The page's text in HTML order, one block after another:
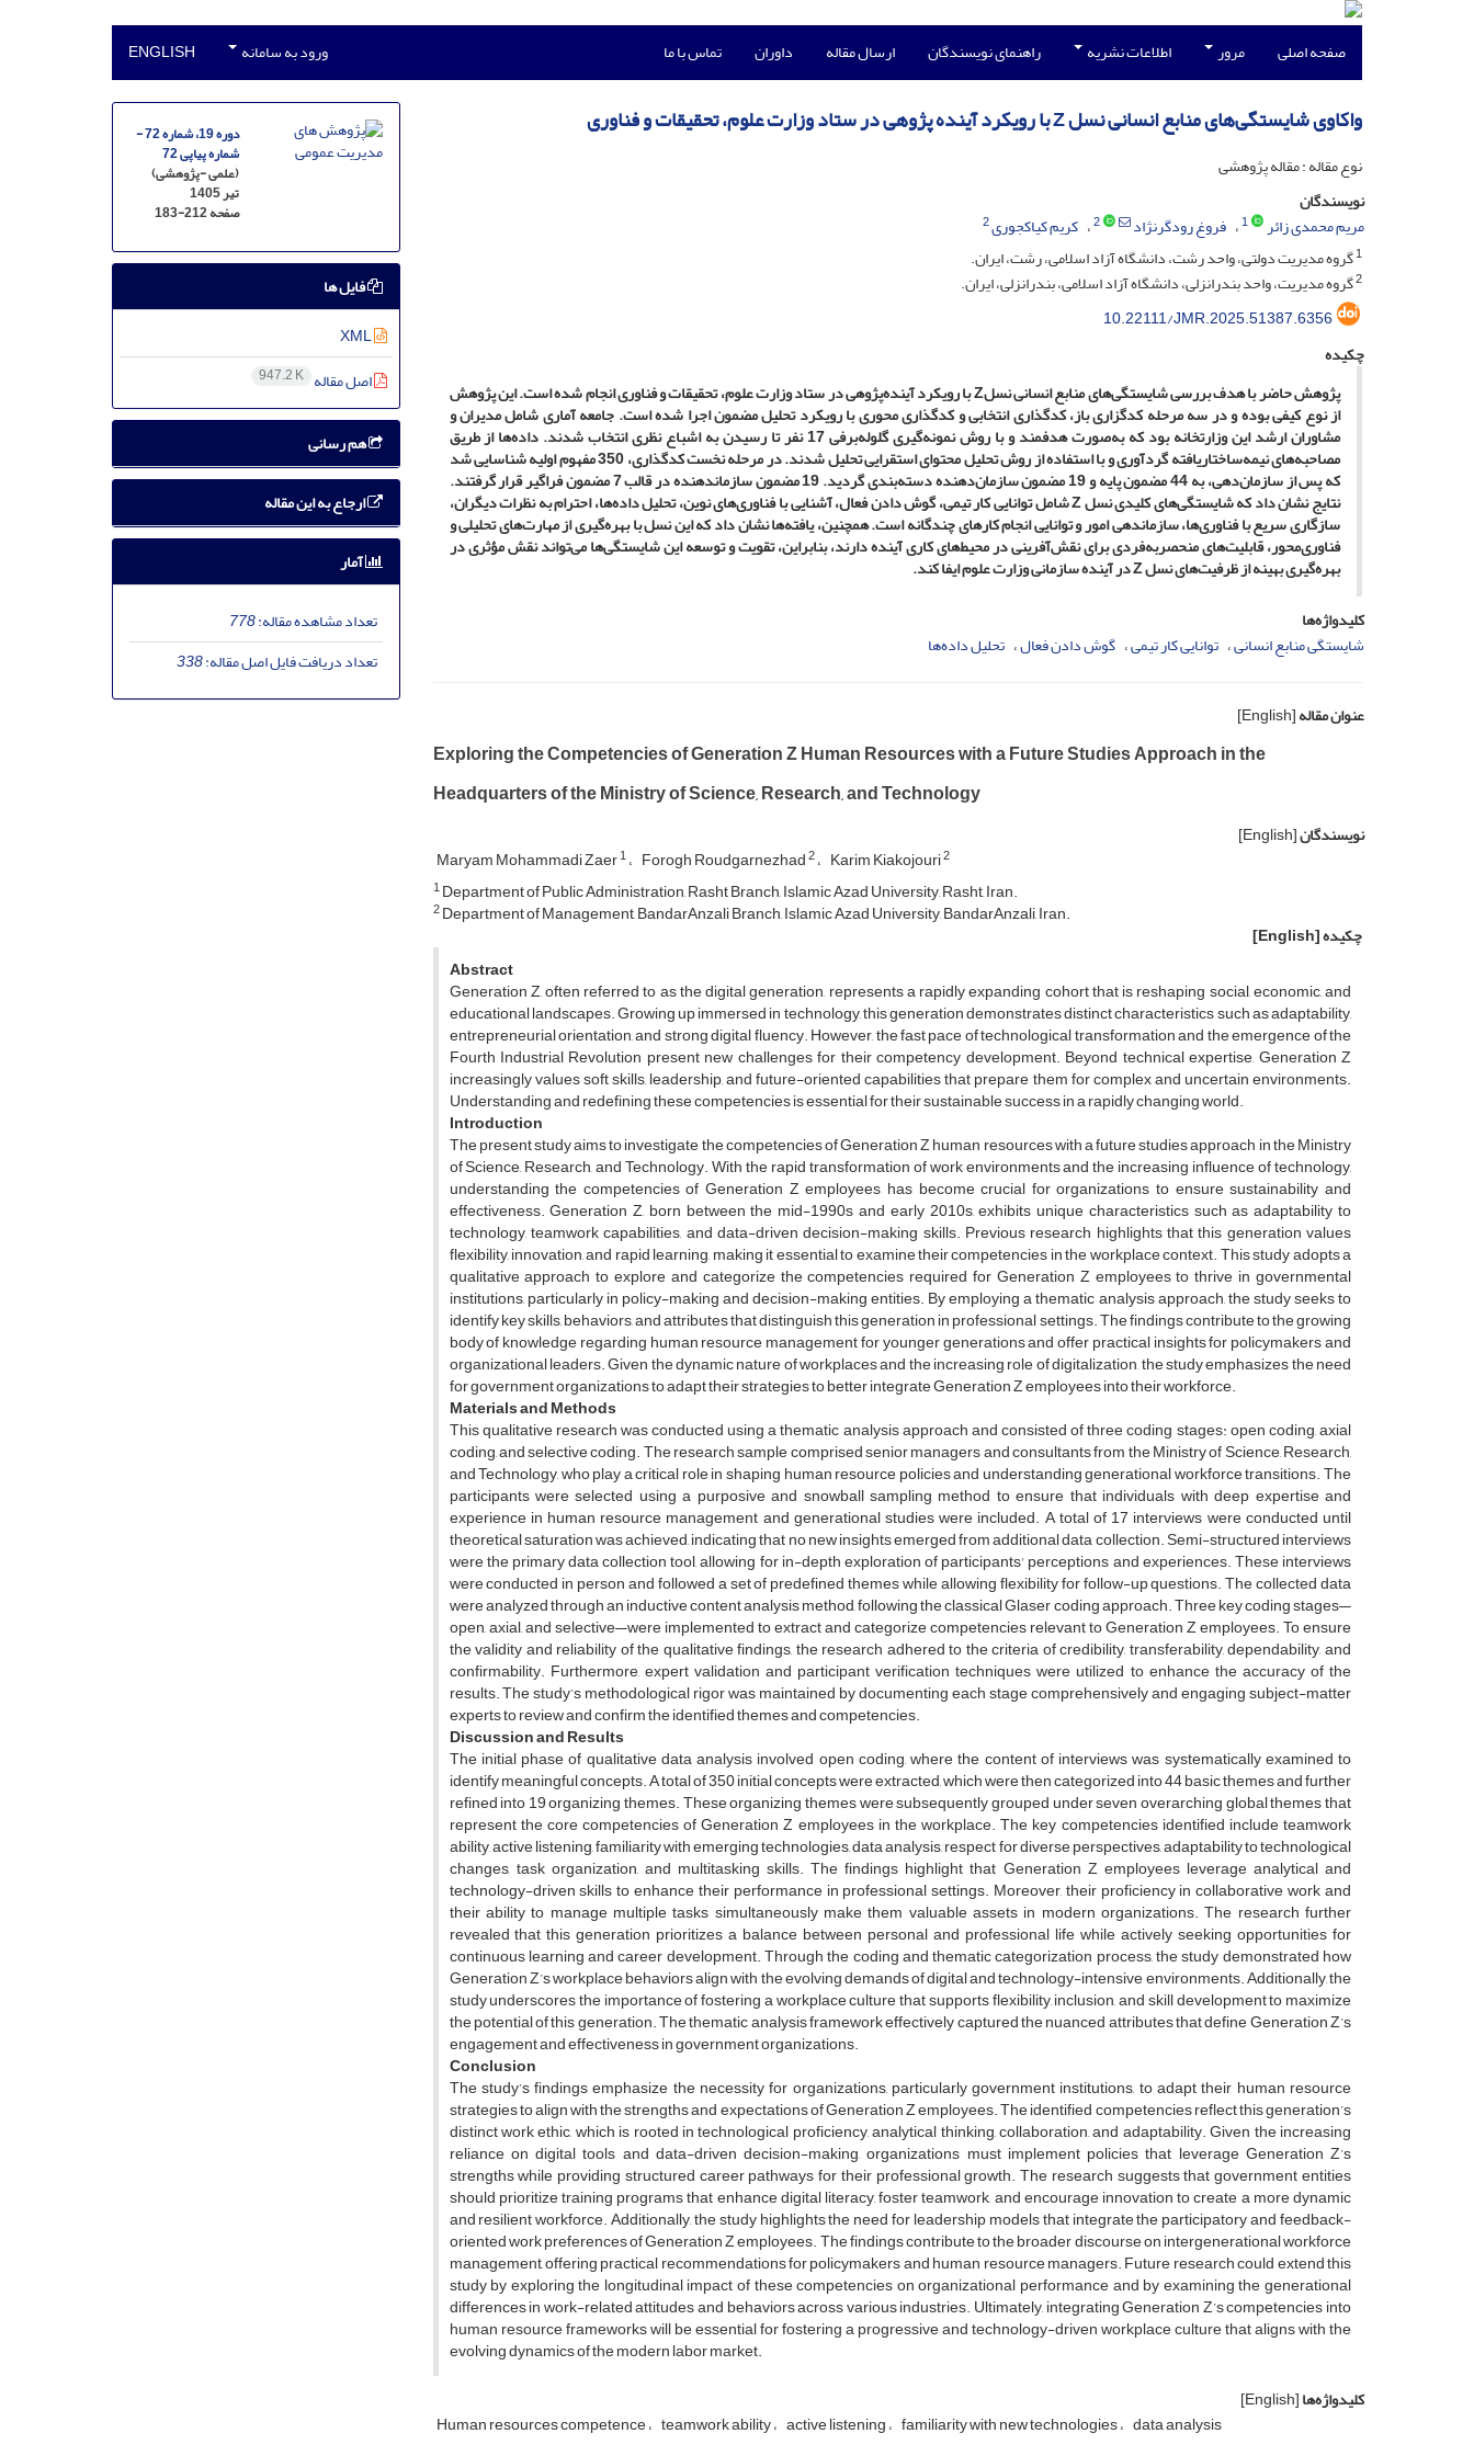
صفحه اصلی مرور اطلاعات نشریه راهنمای نویسندگان ارسال مقاله داوران تماس با ما ورود به سامانه ENGLISH
واکاوی شایستگی‌های منابع انسانی نسل Z با رویکرد آینده پژوهی در ستاد وزارت علوم، تحقیقات و فناوری
نوع مقاله : مقاله پژوهشی
نویسندگان
مریم محمدی زائر
1 فروغ رودگرنژاد 2 کریم کیاکجوری2
1گروه مدیریت دولتی، واحد رشت، دانشگاه آزاد اسلامی، رشت، ایران.
2گروه مدیریت، واحد بندرانزلی، دانشگاه آزاد اسلامی، بندرانزلی، ایران.
10.22111/JMR.2025.51387.6356
چکیده
پژوهش حاضر با هدف بررسی شایستگی‌های منابع انسانی نسلZبا رویکرد آینده‌پژوهی در ستاد وزارت علوم، تحقیقات و فناوری انجام شده است. این پژوهش
از نوع کیفی بوده و در سه مرحله کدگزاری باز، کدگذاری انتخابی و کدگذاری محوری با رویکرد تحلیل مضمون اجرا شده است. جامعه آماری شامل مدیران و
مشاوران ارشد این وزارتخانه بود که به‌صورت هدفمند و با روش نمونه‌گیری گلوله‌برفی 17 نفر تا رسیدن به اشباع نظری انتخاب شدند. داده‌ها از طریق
مصاحبه‌های نیمه‌ساختاریافته گردآوری و با استفاده از روش تحلیل محتوای استقرایی تحلیل شدند. در مرحله نخست کدگذاری، 350 مفهوم اولیه شناسایی شد
که پس از سازمان‌دهی، به 44 مضمون پایه و 19 مضمون سازمان‌دهنده دسته‌بندی گردید. 19 مضمون سازماندهنده در قالب 7 مضمون فراگیر قرار گرفتند.
نتایج نشان داد که شایستگی‌های کلیدی نسل شامل توانایی کار تیمی، گوش دادن فعال، آشنایی با فناوری‌های نوین، تحلیل داده‌ها، احترام به نظرات دیگران،
سازگاری سریع با فناوری‌ها، سازماندهی امور و توانایی انجام کارهای چندگانه است. همچنین، یافته‌ها نشان داد که این نسل با بهره‌گیری از مهارت‌های تحلیلی و
فناوری‌محور، قابلیت‌های منحصربه‌فردی برای نقش‌آفرینی در محیط‌های کاری آینده دارند، بنابراین، تقویت و توسعه این شایستگی‌ها می‌تواند نقش مؤثری در
بهره‌گیری بهینه از ظرفیت‌های نسلZدر آینده‌ سازمانی وزارت علوم ایفا کند.
کلیدواژه‌ها
شایستگی منابع انسانی توانایی کار تیمی گوش دادن فعال تحلیل داده‌ها
عنوان مقاله[English]
Exploring the Competencies of Generation Z Human Resources with a Future Studies Approach in the
Headquarters of the Ministry of Science, Research, and Technology
نویسندگان[English]
Maryam Mohammadi Zaer1 Forogh Roudgarnezhad2 Karim Kiakojouri2
1Department of Public Administration, Rasht Branch, Islamic Azad University, Rasht, Iran.
2Department of Management, BandarAnzali Branch, Islamic Azad University, BandarAnzali, Iran.
چکیده[English]
Abstract
Generation Z, often referred to as the digital generation, represents a rapidly expanding cohort that is reshaping social, economic, and
educational landscapes. Growing up immersed in technology, this generation demonstrates distinct characteristics such as adaptability,
entrepreneurial orientation, and strong digital fluency. However, the fast pace of technological transformation and the emergence of the
Fourth Industrial Revolution present new challenges for their competency development. Beyond technical expertise, Generation Z
increasingly values soft skills, leadership, and future-oriented capabilities that prepare them for complex and uncertain environments.
Understanding and redefining these competencies is essential for their sustainable success in a rapidly changing world.
Introduction
The present study aims to investigate the competencies of Generation Z human resources with a future studies approach in the Ministry
of Science, Research, and Technology. With the rapid transformation of work environments and the increasing influence of technology,
understanding the competencies of Generation Z employees has become crucial for organizations to ensure sustainability and
effectiveness. Generation Z, born between the mid-1990s and early 2010s, exhibits unique characteristics such as adaptability to
technology, teamwork capabilities, and data-driven decision-making skills. Previous research highlights that this generation values
flexibility, innovation, and rapid learning, making it essential to examine their competencies in the workplace context. This study adopts a
qualitative approach to explore and categorize the competencies required for Generation Z employees to thrive in governmental
institutions, particularly in policy-making and decision-making entities. By employing a thematic analysis approach, the study seeks to
identify key skills, behaviors, and attributes that distinguish this generation in professional settings. The findings contribute to the growing
body of knowledge regarding human resource management for younger generations and offer practical insights for policymakers and
organizational leaders. Given the dynamic nature of workplaces and the increasing role of digitalization, the study emphasizes the need
for government organizations to adapt their strategies to better integrate Generation Z employees into their workforce.
Materials and Methods
This qualitative research was conducted using a thematic analysis approach and consisted of three coding stages: open coding, axial
coding, and selective coding. The research sample comprised senior managers and consultants from the Ministry of Science, Research,
and Technology, who play a critical role in shaping human resource policies and understanding generational workforce transitions. The
participants were selected using a purposive and snowball sampling method to ensure that individuals with deep expertise and
experience in human resource management and generational studies were included. A total of 17 interviews were conducted until
theoretical saturation was achieved, indicating that no new insights emerged from additional data collection. Semi-structured interviews
were the primary data collection tool, allowing for in-depth exploration of participants' perceptions and experiences. These interviews
were conducted in person and followed a set of predefined themes while allowing flexibility for follow-up questions. The collected data
were analyzed through an inductive content analysis method, following the classical Glaser coding approach. Three key coding stages—
open, axial, and selective—were implemented to extract and categorize competencies relevant to Generation Z employees. To ensure
the validity and reliability of the qualitative findings, the research adhered to the criteria of credibility, transferability, dependability, and
confirmability. Furthermore, expert validation and participant verification techniques were utilized to enhance the accuracy of the
results. The study’s methodological rigor was maintained by documenting each stage comprehensively and engaging subject-matter
experts to review and confirm the identified themes and competencies.
Discussion and Results
The initial phase of qualitative data analysis involved open coding, where the content of interviews was systematically examined to
identify meaningful concepts. A total of 350 initial concepts were extracted, which were then categorized into 44 basic themes and further
refined into 19 organizing themes. These organizing themes were subsequently grouped under seven overarching global themes that
represent the core competencies of Generation Z employees in the workplace. The key competencies identified include teamwork
ability, active listening, familiarity with emerging technologies, data analysis, respect for diverse perspectives, adaptability to technological
changes, task organization, and multitasking skills. The findings highlight that Generation Z employees leverage analytical and
technology-driven skills to enhance their performance in professional settings. Moreover, their proficiency in collaborative work and
their ability to manage multiple tasks simultaneously make them valuable assets in modern organizations. The research further
revealed that this generation prioritizes a balance between personal and professional life while actively seeking opportunities for
continuous learning and career development. Through the coding and thematic categorization process, the study demonstrated how
Generation Z’s workplace behaviors align with the evolving demands of digital and technology-intensive environments. Additionally, the
study underscores the importance of fostering a workplace culture that supports flexibility, inclusion, and skill development to maximize
the potential of this generation. The thematic analysis framework effectively captured the nuanced attributes that define Generation Z’s
engagement and effectiveness in government organizations.
Conclusion
The study’s findings emphasize the necessity for organizations, particularly government institutions, to adapt their human resource
strategies to align with the strengths and expectations of Generation Z employees. The identified competencies reflect this generation’s
distinct work ethic, which is rooted in technological proficiency, analytical thinking, collaboration, and adaptability. Given the increasing
reliance on digital tools and data-driven decision-making, organizations must implement policies that leverage Generation Z’s
strengths while providing structured career pathways for their professional growth. The research suggests that government entities
should prioritize training programs that enhance digital literacy, foster teamwork, and encourage innovation to create a more dynamic
and resilient workforce. Additionally, the study highlights the need for leadership models that integrate the participatory and feedback-
oriented work preferences of Generation Z employees. The findings contribute to the broader discourse on intergenerational workforce
management, offering practical recommendations for policymakers and human resource managers. Future research could extend this
study by exploring the longitudinal impact of these competencies on organizational performance and by examining the generational
differences in work-related attitudes and behaviors across various industries. Ultimately, integrating Generation Z’s competencies into
human resource frameworks will be essential for fostering a progressive and technology-driven workplace culture that aligns with the
evolving dynamics of the modern labor market.
کلیدواژه‌ها[English]
Human resources competence teamwork ability active listening familiarity with new technologies data analysis
دوره 19، شماره 72 -
شماره پیاپی 72
(علمی -پژوهشی)
تیر 1405
صفحه183-212
فایل ها
XML
اصل مقاله 947.2 K
هم رسانی
ارجاع به این مقاله
آمار
تعداد مشاهده مقاله:778
تعداد دریافت فایل اصل مقاله:338